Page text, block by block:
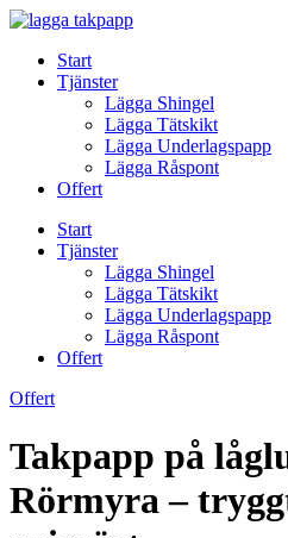
Skip
contentStart
Tjänster
Lägga Shingel
Lägga Tätskikt
Lägga Underlagspapp
Lägga Råspont
Offert
Start
Tjänster
Lägga Shingel
Lägga Tätskikt
Lägga Underlagspapp
Lägga Råspont
Offert
Offert
Takpapp på
Rörmyra –